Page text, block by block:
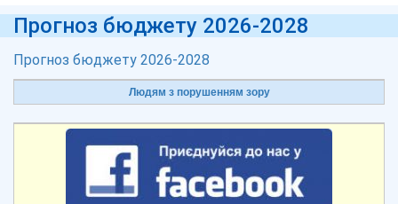
Прогноз бюджету 2026-2028
Прогноз бюджету 2026-2028
Людям з порушенням зору